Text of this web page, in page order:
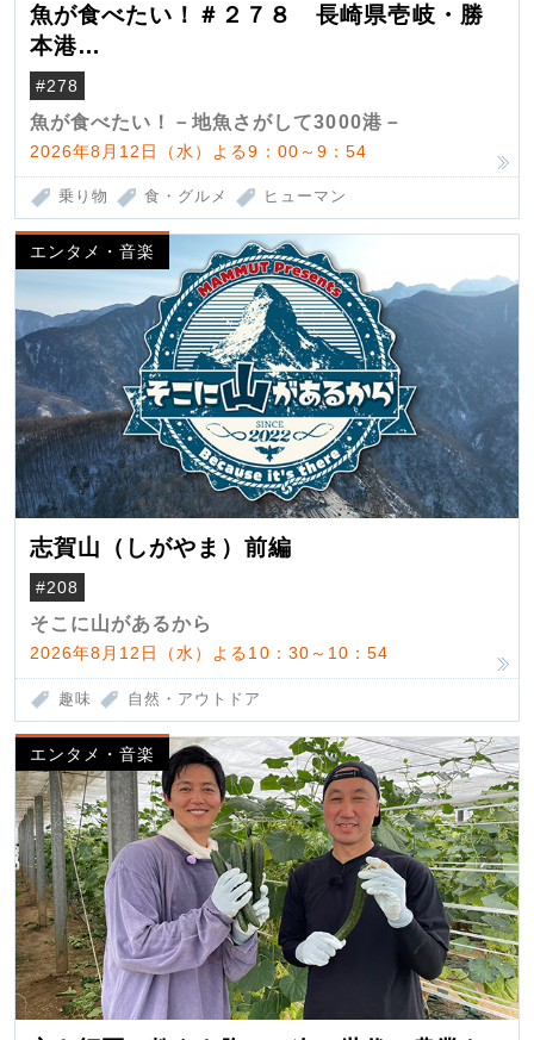
魚が食べたい！＃２７８ 長崎県壱岐・勝
本港
（クロマグロ）
#278
魚が食べたい！－地魚さがして3000港－
2026年8月12日（水）よる9：00～9：54
乗り物 食・グルメ ヒューマン
エンタメ・音楽
志賀山（しがやま）前編
#208
そこに山があるから
2026年8月12日（水）よる10：30～10：54
趣味 自然・アウトドア
エンタメ・音楽